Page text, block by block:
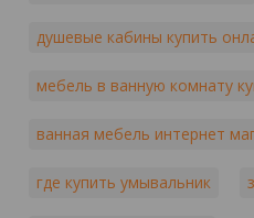
душевые кабины купить
мебель в ванную комнату
ванная мебель интернет
где купить умывальник